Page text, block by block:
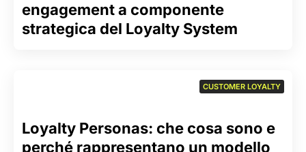
engagement a componente
strategica del Loyalty System
Loyalty Personas: che cosa sono e
perché rappresentano un modello
CUSTOMER LOYALTY